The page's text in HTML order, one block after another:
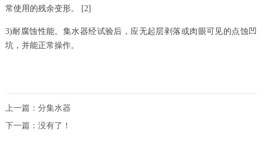
常使用的残余变形。 [2]
3)耐腐蚀性能。集水器经试验后，应无起层剥落或肉眼可见的点蚀凹
坑，并能正常操作。
上一篇： 分集水器
下一篇：没有了！